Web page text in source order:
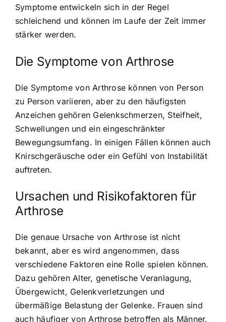
Symptome entwickeln sich in der Regel
schleichend und können im Laufe der Zeit immer
stärker werden.
Die Symptome von Arthrose
Die Symptome von Arthrose können von Person
zu Person variieren, aber zu den häufigsten
Anzeichen gehören Gelenkschmerzen, Steifheit,
Schwellungen und ein eingeschränkter
Bewegungsumfang. In einigen Fällen können auch
Knirschgeräusche oder ein Gefühl von Instabilität
auftreten.
Ursachen und Risikofaktoren für
Arthrose
Die genaue Ursache von Arthrose ist nicht
bekannt, aber es wird angenommen, dass
verschiedene Faktoren eine Rolle spielen können.
Dazu gehören Alter, genetische Veranlagung,
Übergewicht, Gelenkverletzungen und
übermäßige Belastung der Gelenke. Frauen sind
auch häufiger von Arthrose betroffen als Männer.